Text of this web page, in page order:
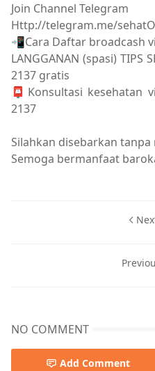
Join Channel Telegram
Http://telegram.me/
📲Cara Daftar broadcash
LANGGANAN (spasi) TIPS
2137 gratis
📮Konsultasi kesehatan
2137
Silahkan disebarkan
Semoga bermanfaat
NO COMMENT
Add Comment